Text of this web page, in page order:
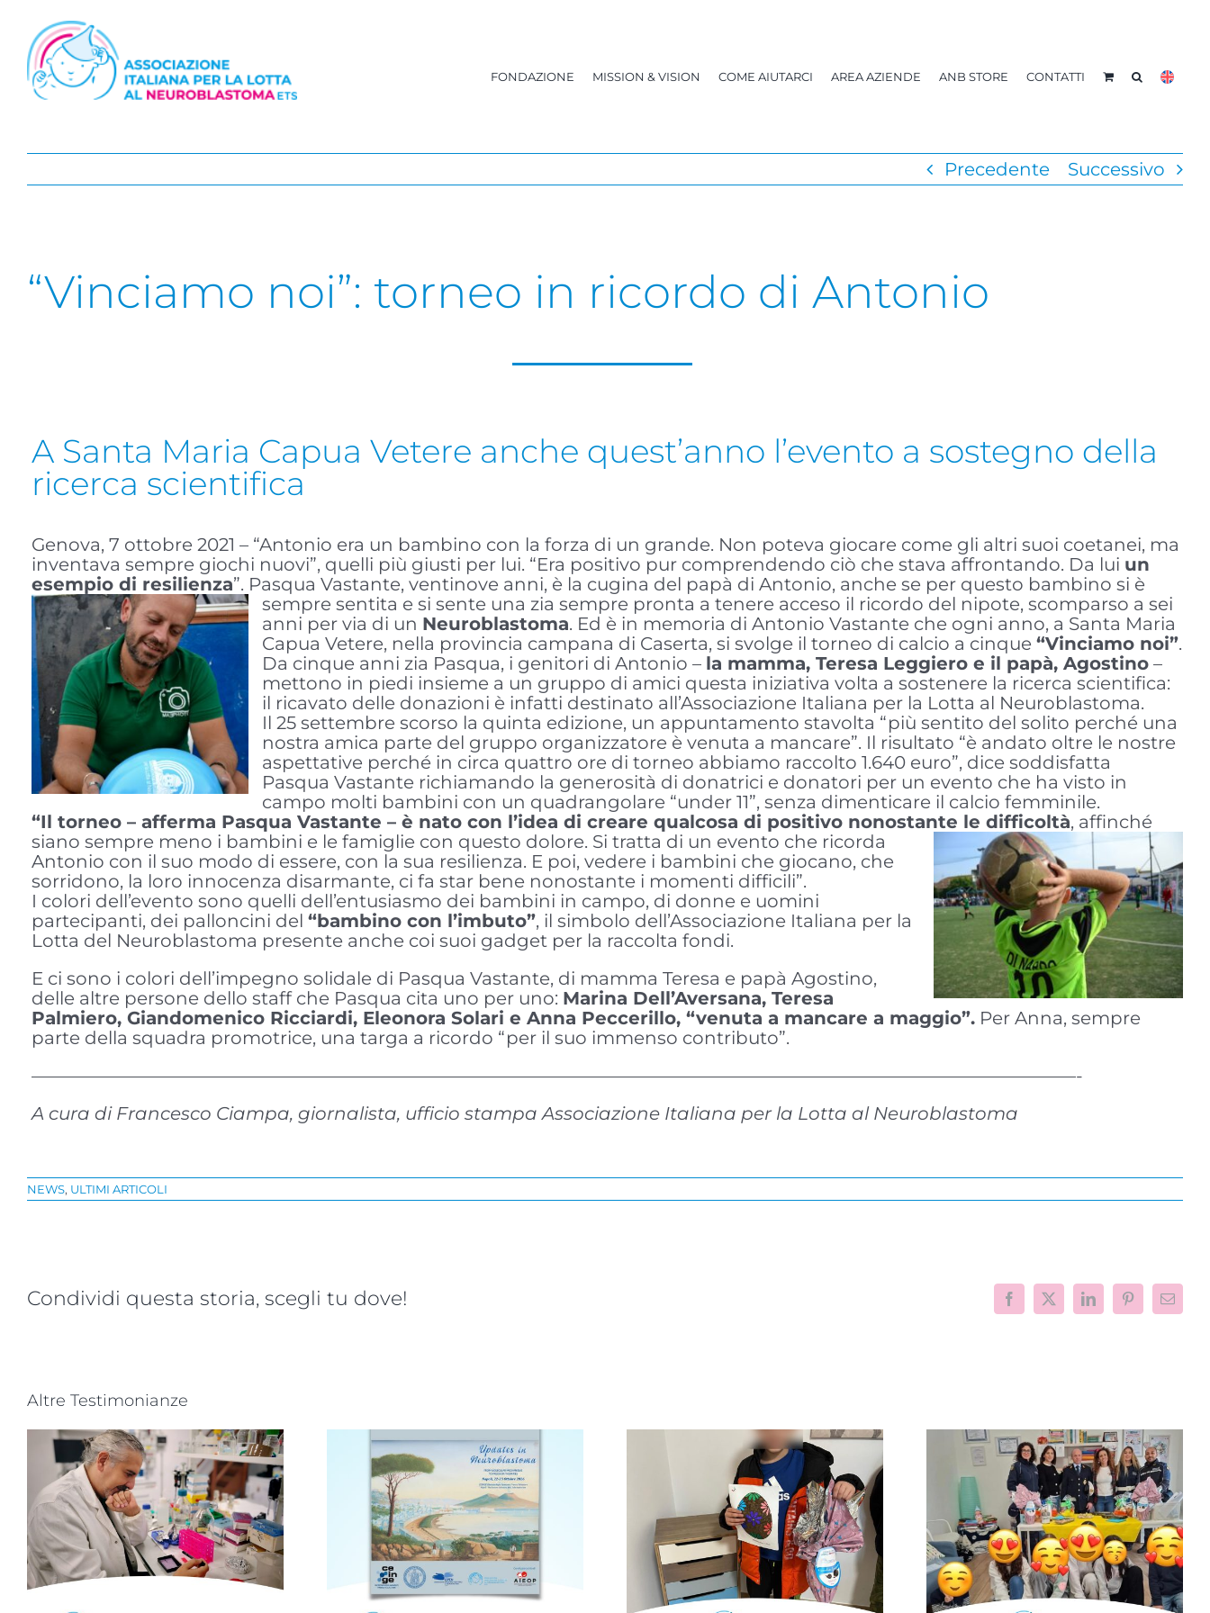
contenuto
FONDAZIONE MISSION & VISION COME AIUTARCI AREA AZIENDE ANB STORE CONTATTI
Precedente Successivo
“Vinciamo noi”: torneo in ricordo di Antonio
A Santa Maria Capua Vetere anche quest’anno l’evento a sostegno della
ricerca scientifica
Genova, 7 ottobre 2021 – “Antonio era un bambino con la forza di un grande. Non poteva giocare come gli altri suoi coetanei, ma
inventava sempre giochi nuovi”, quelli più giusti per lui. “Era positivo pur comprendendo ciò che stava affrontando. Da lui un
esempio di resilienza”. Pasqua Vastante, ventinove anni, è la cugina del papà di Antonio, anche se per questo bambino si è
sempre sentita e si sente una zia sempre pronta a tenere acceso il ricordo del nipote, scomparso a sei
anni per via di un Neuroblastoma. Ed è in memoria di Antonio Vastante che ogni anno, a Santa Maria
Capua Vetere, nella provincia campana di Caserta, si svolge il torneo di calcio a cinque“Vinciamo noi”.
Da cinque anni zia Pasqua, i genitori di Antonio – la mamma, Teresa Leggiero e il papà, Agostino –
mettono in piedi insieme a un gruppo di amici questa iniziativa volta a sostenere la ricerca scientifica:
il ricavato delle donazioni è infatti destinato all’Associazione Italiana per la Lotta al Neuroblastoma.
Il 25 settembre scorso la quinta edizione, un appuntamento stavolta “più sentito del solito perché una
nostra amica parte del gruppo organizzatore è venuta a mancare”. Il risultato “è andato oltre le nostre
aspettative perché in circa quattro ore di torneo abbiamo raccolto 1.640 euro”, dice soddisfatta
Pasqua Vastante richiamando la generosità di donatrici e donatori per un evento che ha visto in
campo molti bambini con un quadrangolare “under 11”, senza dimenticare il calcio femminile.
“Il torneo – afferma Pasqua Vastante – è nato con l’idea di creare qualcosa di positivo nonostante le difficoltà, affinché
siano sempre meno i bambini e le famiglie con questo dolore. Si tratta di un evento che ricorda
Antonio con il suo modo di essere, con la sua resilienza. E poi, vedere i bambini che giocano, che
sorridono, la loro innocenza disarmante, ci fa star bene nonostante i momenti difficili”.
I colori dell’evento sono quelli dell’entusiasmo dei bambini in campo, di donne e uomini
partecipanti, dei palloncini del“bambino con l’imbuto”, il simbolo dell’Associazione Italiana per la
Lotta del Neuroblastoma presente anche coi suoi gadget per la raccolta fondi.
E ci sono i colori dell’impegno solidale di Pasqua Vastante, di mamma Teresa e papà Agostino,
delle altre persone dello staff che Pasqua cita uno per uno: Marina Dell’Aversana, Teresa
Palmiero, Giandomenico Ricciardi, Eleonora Solari e Anna Peccerillo, “venuta a mancare a maggio”. Per Anna, sempre
parte della squadra promotrice, una targa a ricordo “per il suo immenso contributo”.
——————————————————————————————————————————————————————————-
A cura di Francesco Ciampa, giornalista, ufficio stampa Associazione Italiana per la Lotta al Neuroblastoma
NEWS, ULTIMI ARTICOLI
Condividi questa storia, scegli tu dove! Facebook
X LinkedInPinterestEmail
Altre Testimonianze
Novità dalla ricerca
scientifica: convegno
a Napoli
Avellino, infanzia al
centro con la
campagna “Cerco un
uovo amico”
Infanzia al centro,
Siracusa: la Polizia
Locale di Melilli per la
campagna “Cerco un
uovo amico”
Progetto “VAMOLAA,
in campo anche
l’Università La
Sapienza di Roma